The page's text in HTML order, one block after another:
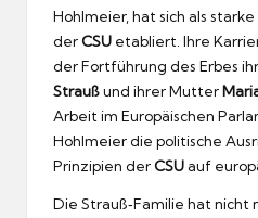
Hohlmeier, hat sich als
derCSU etabliert. Ihre
der Fortführung des Erbes
Straußund ihrer Mutter
Arbeit im Europäischen
Hohlmeier die politische
Prinzipien derCSUauf
Die Strauß‑Familie hat nicht